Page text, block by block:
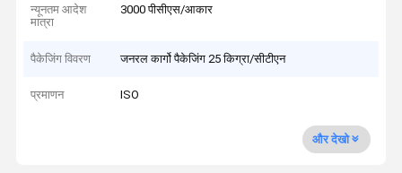
न्यूनतम आदेश
मात्रा
3000 पीसीएस/आकार
पैकेजिंग विवरण जनरल कार्गो पैकेजिंग 25 किग्रा/सीटीएन
प्रमाणन ISO
और देखो